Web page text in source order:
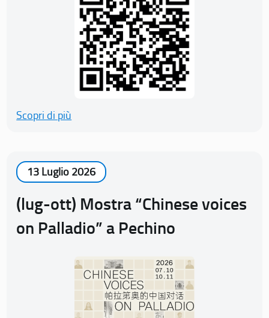
Scopri di più
13 Luglio 2026
(lug-ott) Mostra “Chinese voices
on Palladio” a Pechino